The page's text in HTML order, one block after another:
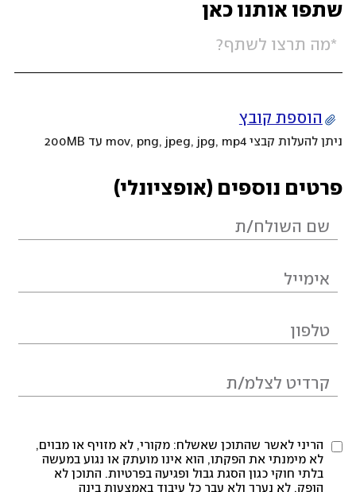
שתפו אותנו כאן
הוספת קובץ
ניתן להעלות קבצי mov, png, jpeg, jpg, mp4 עד 200MB
פרטים נוספים (אופציונלי)
הריני לאשר שהתוכן שאשלח: מקורי, לא מזויף או מבוים,
לא מימנתי את הפקתו, הוא אינו מועתק או נגוע במעשה
בלתי חוקי כגון הסגת גבול ופגיעה בפרטיות. התוכן לא
הופק, לא נערך ולא עבר כל עיבוד באמצעות בינה